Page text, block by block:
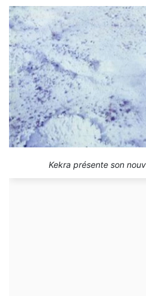
Kekra présente son